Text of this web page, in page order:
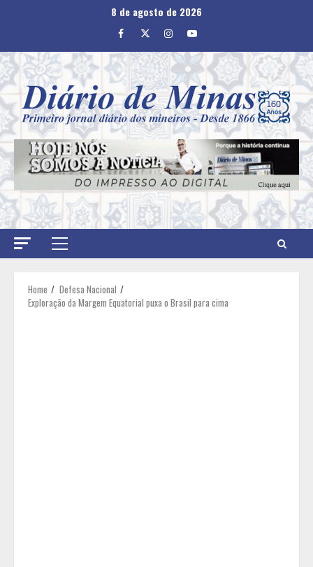
8 de agosto de 2026
Facebook
TwitterInstagram
Youtube
Primary
Home
Defesa Nacional
Exploração da Margem Equatorial puxa o Brasil para cima